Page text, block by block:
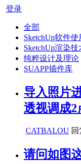
登录
全部
SketchUp软件使
SketchUp渲染技
纯粹设计及理论
SUAPP插件库
导入照片
透视调成2
CATBALOU
请问如图